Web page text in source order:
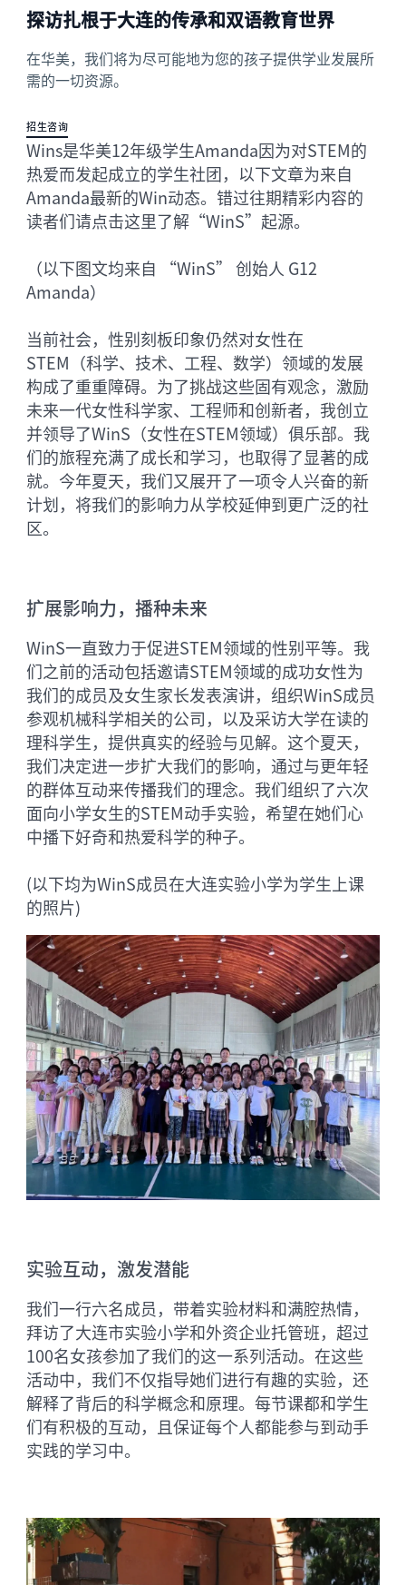
探访扎根于大连的传承和双语教育世界
在华美，我们将为尽可能地为您的孩子提供学业发展所
需的一切资源。
招生咨询
Wins是华美12年级学生Amanda因为对STEM的
热爱而发起成立的学生社团，以下文章为来自
Amanda最新的Win动态。错过往期精彩内容的
读者们请点击这里了解“WinS”起源。
（以下图文均来自 “WinS” 创始人 G12
Amanda）
当前社会，性别刻板印象仍然对女性在
STEM（科学、技术、工程、数学）领域的发展
构成了重重障碍。为了挑战这些固有观念，激励
未来一代女性科学家、工程师和创新者，我创立
并领导了WinS（女性在STEM领域）俱乐部。我
们的旅程充满了成长和学习，也取得了显著的成
就。今年夏天，我们又展开了一项令人兴奋的新
计划，将我们的影响力从学校延伸到更广泛的社
区。
扩展影响力，播种未来
WinS一直致力于促进STEM领域的性别平等。我
们之前的活动包括邀请STEM领域的成功女性为
我们的成员及女生家长发表演讲，组织WinS成员
参观机械科学相关的公司，以及采访大学在读的
理科学生，提供真实的经验与见解。这个夏天，
我们决定进一步扩大我们的影响，通过与更年轻
的群体互动来传播我们的理念。我们组织了六次
面向小学女生的STEM动手实验，希望在她们心
中播下好奇和热爱科学的种子。
(以下均为WinS成员在大连实验小学为学生上课
的照片)
实验互动，激发潜能
我们一行六名成员，带着实验材料和满腔热情，
拜访了大连市实验小学和外资企业托管班，超过
100名女孩参加了我们的这一系列活动。在这些
活动中，我们不仅指导她们进行有趣的实验，还
解释了背后的科学概念和原理。每节课都和学生
们有积极的互动，且保证每个人都能参与到动手
实践的学习中。